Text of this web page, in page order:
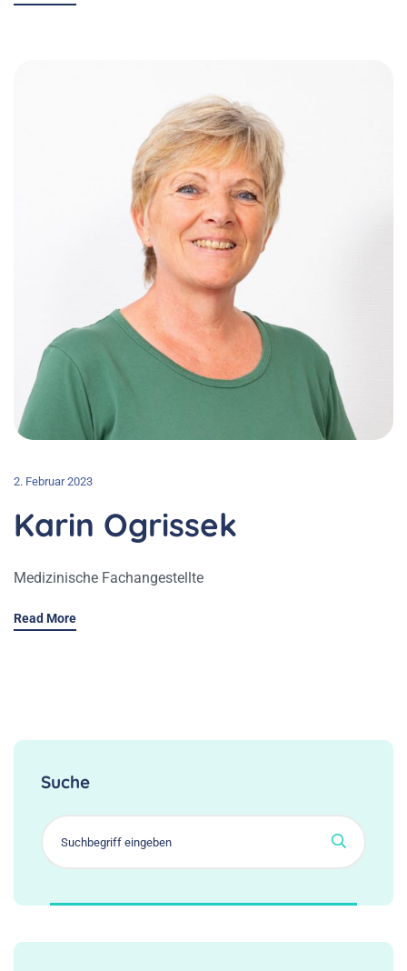
2. Februar 2023
Karin Ogrissek
Medizinische Fachangestellte
Read More
Suche